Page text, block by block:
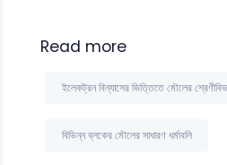
Read more
ইলেকট্রন বিন্যাসের ভিত্তিতে মৌলের
বিভিন্ন ব্লকের মৌলের সাধারণ ধর্মাবলি